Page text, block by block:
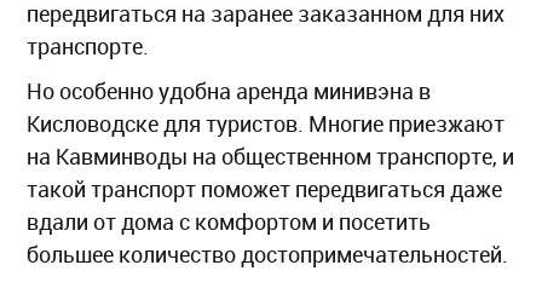
передвигаться на заранее заказанном для них
транспорте.
Но особенно удобна аренда минивэна в
Кисловодске для туристов. Многие приезжают
на Кавминводы на общественном транспорте, и
такой транспорт поможет передвигаться даже
вдали от дома с комфортом и посетить
большее количество достопримечательностей.